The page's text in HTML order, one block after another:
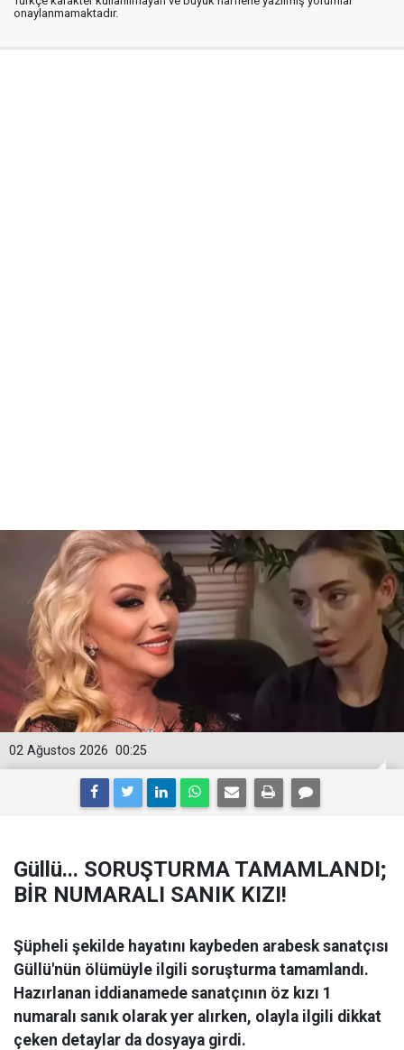
onaylanmamaktadır.
00:25
02 Ağustos 2026
Güllü... SORUŞTURMA TAMAMLANDI;
BİR NUMARALI SANIK KIZI!
Şüpheli şekilde hayatını kaybeden arabesk sanatçısı
Güllü'nün ölümüyle ilgili soruşturma tamamlandı.
Hazırlanan iddianamede sanatçının öz kızı 1
numaralı sanık olarak yer alırken, olayla ilgili dikkat
çeken detaylar da dosyaya girdi.